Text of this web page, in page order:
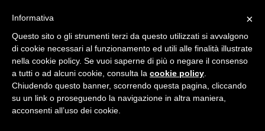
×
Informativa
Questo sito o gli strumenti terzi da questo utilizzati si avvalgono
di cookie necessari al funzionamento ed utili alle finalità illustrate
nella cookie policy. Se vuoi saperne di più o negare il consenso
a tutti o ad alcuni cookie, consulta la cookie policy
Chiudendo questo banner, scorrendo questa pagina, cliccando
su un link o proseguendo la navigazione in altra maniera,
acconsenti all’uso dei cookie.